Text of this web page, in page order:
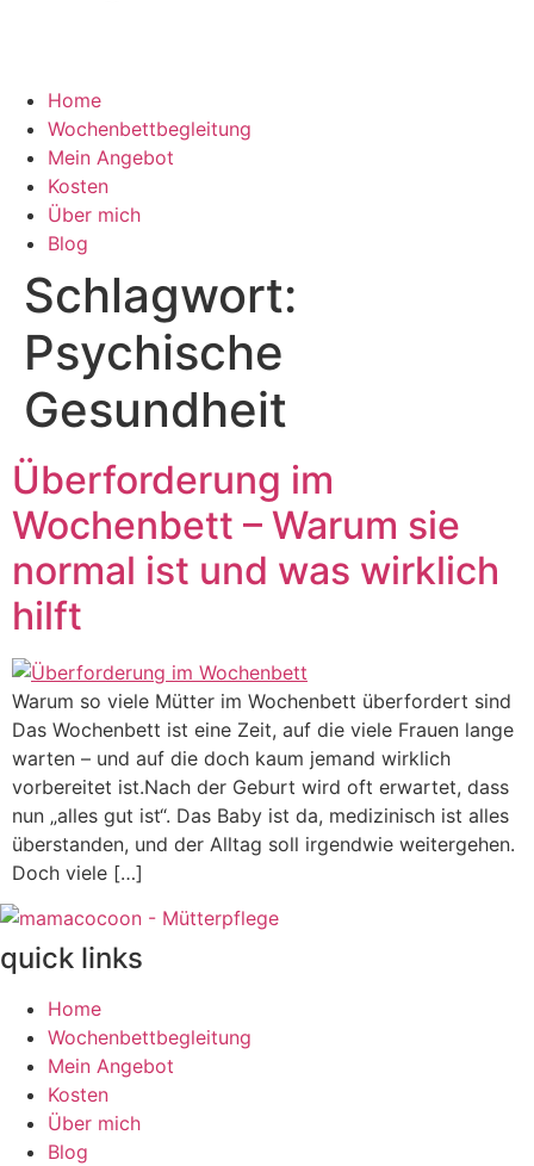
Home
Wochenbettbegleitung
Mein Angebot
Kosten
Über mich
Blog
Schlagwort:
Psychische
Gesundheit
Überforderung im
Wochenbett – Warum sie
normal ist und was wirklich
hilft
Warum so viele Mütter im Wochenbett überfordert sind
Das Wochenbett ist eine Zeit, auf die viele Frauen lange
warten – und auf die doch kaum jemand wirklich
vorbereitet ist.Nach der Geburt wird oft erwartet, dass
nun „alles gut ist“. Das Baby ist da, medizinisch ist alles
überstanden, und der Alltag soll irgendwie weitergehen.
Doch viele […]
quick links
Home
Wochenbettbegleitung
Mein Angebot
Kosten
Über mich
Blog